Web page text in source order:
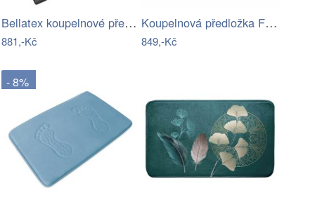
Bellatex koupelnové předložky BANYGOLD…
881,-Kč
Koupelnová předložka Foutastic Wild…
849,-Kč
- 8%